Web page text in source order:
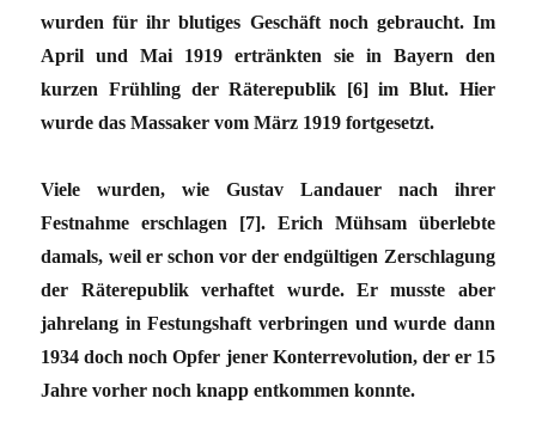
wurden für ihr blutiges Geschäft noch gebraucht. Im
April und Mai 1919 ertränkten sie in Bayern den
kurzen Frühling der Räterepublik [6] im Blut. Hier
wurde das Massaker vom März 1919 fortgesetzt.
Viele wurden, wie Gustav Landauer nach ihrer
Festnahme erschlagen [7]. Erich Mühsam überlebte
damals, weil er schon vor der endgültigen Zerschlagung
der Räterepublik verhaftet wurde. Er musste aber
jahrelang in Festungshaft verbringen und wurde dann
1934 doch noch Opfer jener Konterrevolution, der er 15
Jahre vorher noch knapp entkommen konnte.